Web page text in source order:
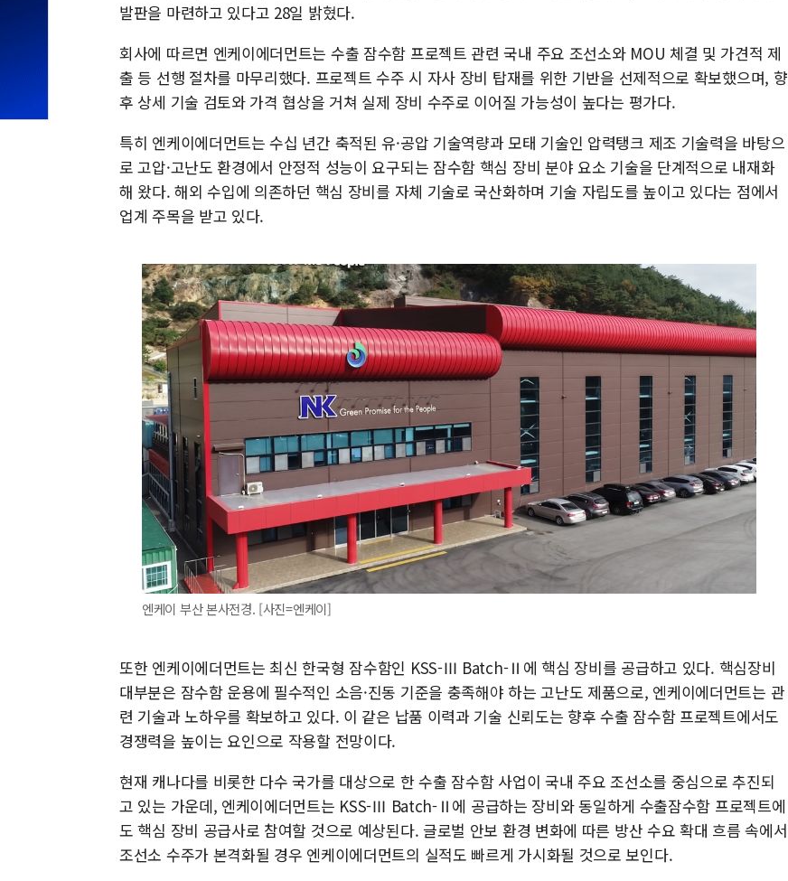
발판을 마련하고 있다고 28일 밝혔다.
회사에 따르면 엔케이에더먼트는 수출 잠수함 프로젝트 관련 국내 주요 조선소와 MOU 체결 및 가견적 제
출 등 선행 절차를 마무리했다. 프로젝트 수주 시 자사 장비 탑재를 위한 기반을 선제적으로 확보했으며, 향
후 상세 기술 검토와 가격 협상을 거쳐 실제 장비 수주로 이어질 가능성이 높다는 평가다.
특히 엔케이에더먼트는 수십 년간 축적된 유·공압 기술역량과 모태 기술인 압력탱크 제조 기술력을 바탕으
로 고압·고난도 환경에서 안정적 성능이 요구되는 잠수함 핵심 장비 분야 요소 기술을 단계적으로 내재화
해 왔다. 해외 수입에 의존하던 핵심 장비를 자체 기술로 국산화하며 기술 자립도를 높이고 있다는 점에서
업계 주목을 받고 있다.
엔케이 부산 본사전경. [사진=엔케이]
또한 엔케이에더먼트는 최신 한국형 잠수함인 KSS-Ⅲ Batch-Ⅱ에 핵심 장비를 공급하고 있다. 핵심장비
대부분은 잠수함 운용에 필수적인 소음·진동 기준을 충족해야 하는 고난도 제품으로, 엔케이에더먼트는 관
련 기술과 노하우를 확보하고 있다. 이 같은 납품 이력과 기술 신뢰도는 향후 수출 잠수함 프로젝트에서도
경쟁력을 높이는 요인으로 작용할 전망이다.
현재 캐나다를 비롯한 다수 국가를 대상으로 한 수출 잠수함 사업이 국내 주요 조선소를 중심으로 추진되
고 있는 가운데, 엔케이에더먼트는 KSS-Ⅲ Batch-Ⅱ에 공급하는 장비와 동일하게 수출잠수함 프로젝트에
도 핵심 장비 공급사로 참여할 것으로 예상된다. 글로벌 안보 환경 변화에 따른 방산 수요 확대 흐름 속에서
조선소 수주가 본격화될 경우 엔케이에더먼트의 실적도 빠르게 가시화될 것으로 보인다.